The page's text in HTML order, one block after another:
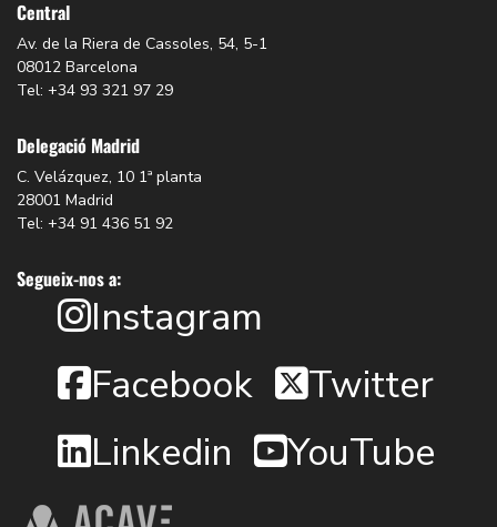
Central
Av. de la Riera de Cassoles, 54, 5-1
08012 Barcelona
Tel: +34 93 321 97 29
Delegació Madrid
C. Velázquez, 10 1ª planta
28001 Madrid
Tel: +34 91 436 51 92
Segueix-nos a:
Instagram
Facebook
Twitter
Linkedin
YouTube